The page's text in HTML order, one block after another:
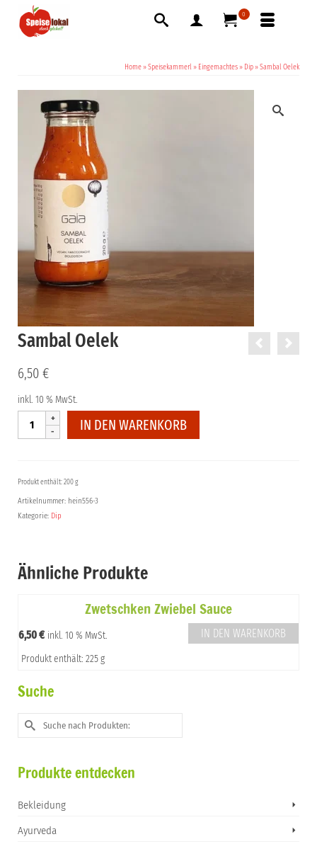
0
Home »Speisekammerl » Eingemachtes » Dip »Sambal Oelek
Sambal Oelek
6,50 €
inkl. 10 % MwSt.
Oelek
IN DEN WARENKORB
Produkt enthält: 200 g
Artikelnummer: hein556-3
Kategorie: Dip
Ähnliche Produkte
Zwetschken Zwiebel Sauce
6,50€ inkl. 10 % MwSt.
Produkt enthält: 225 g
IN DEN WARENKORB
Suche
Suche
nach:
Produkte entdecken
Bekleidung
Ayurveda